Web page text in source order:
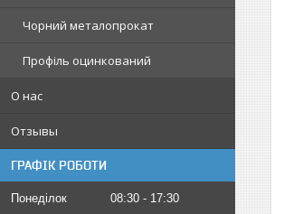
Чорний металопрокат
Профіль оцинкований
О нас
Отзывы
ГРАФІК РОБОТИ
Понеділок 08:30
17:30